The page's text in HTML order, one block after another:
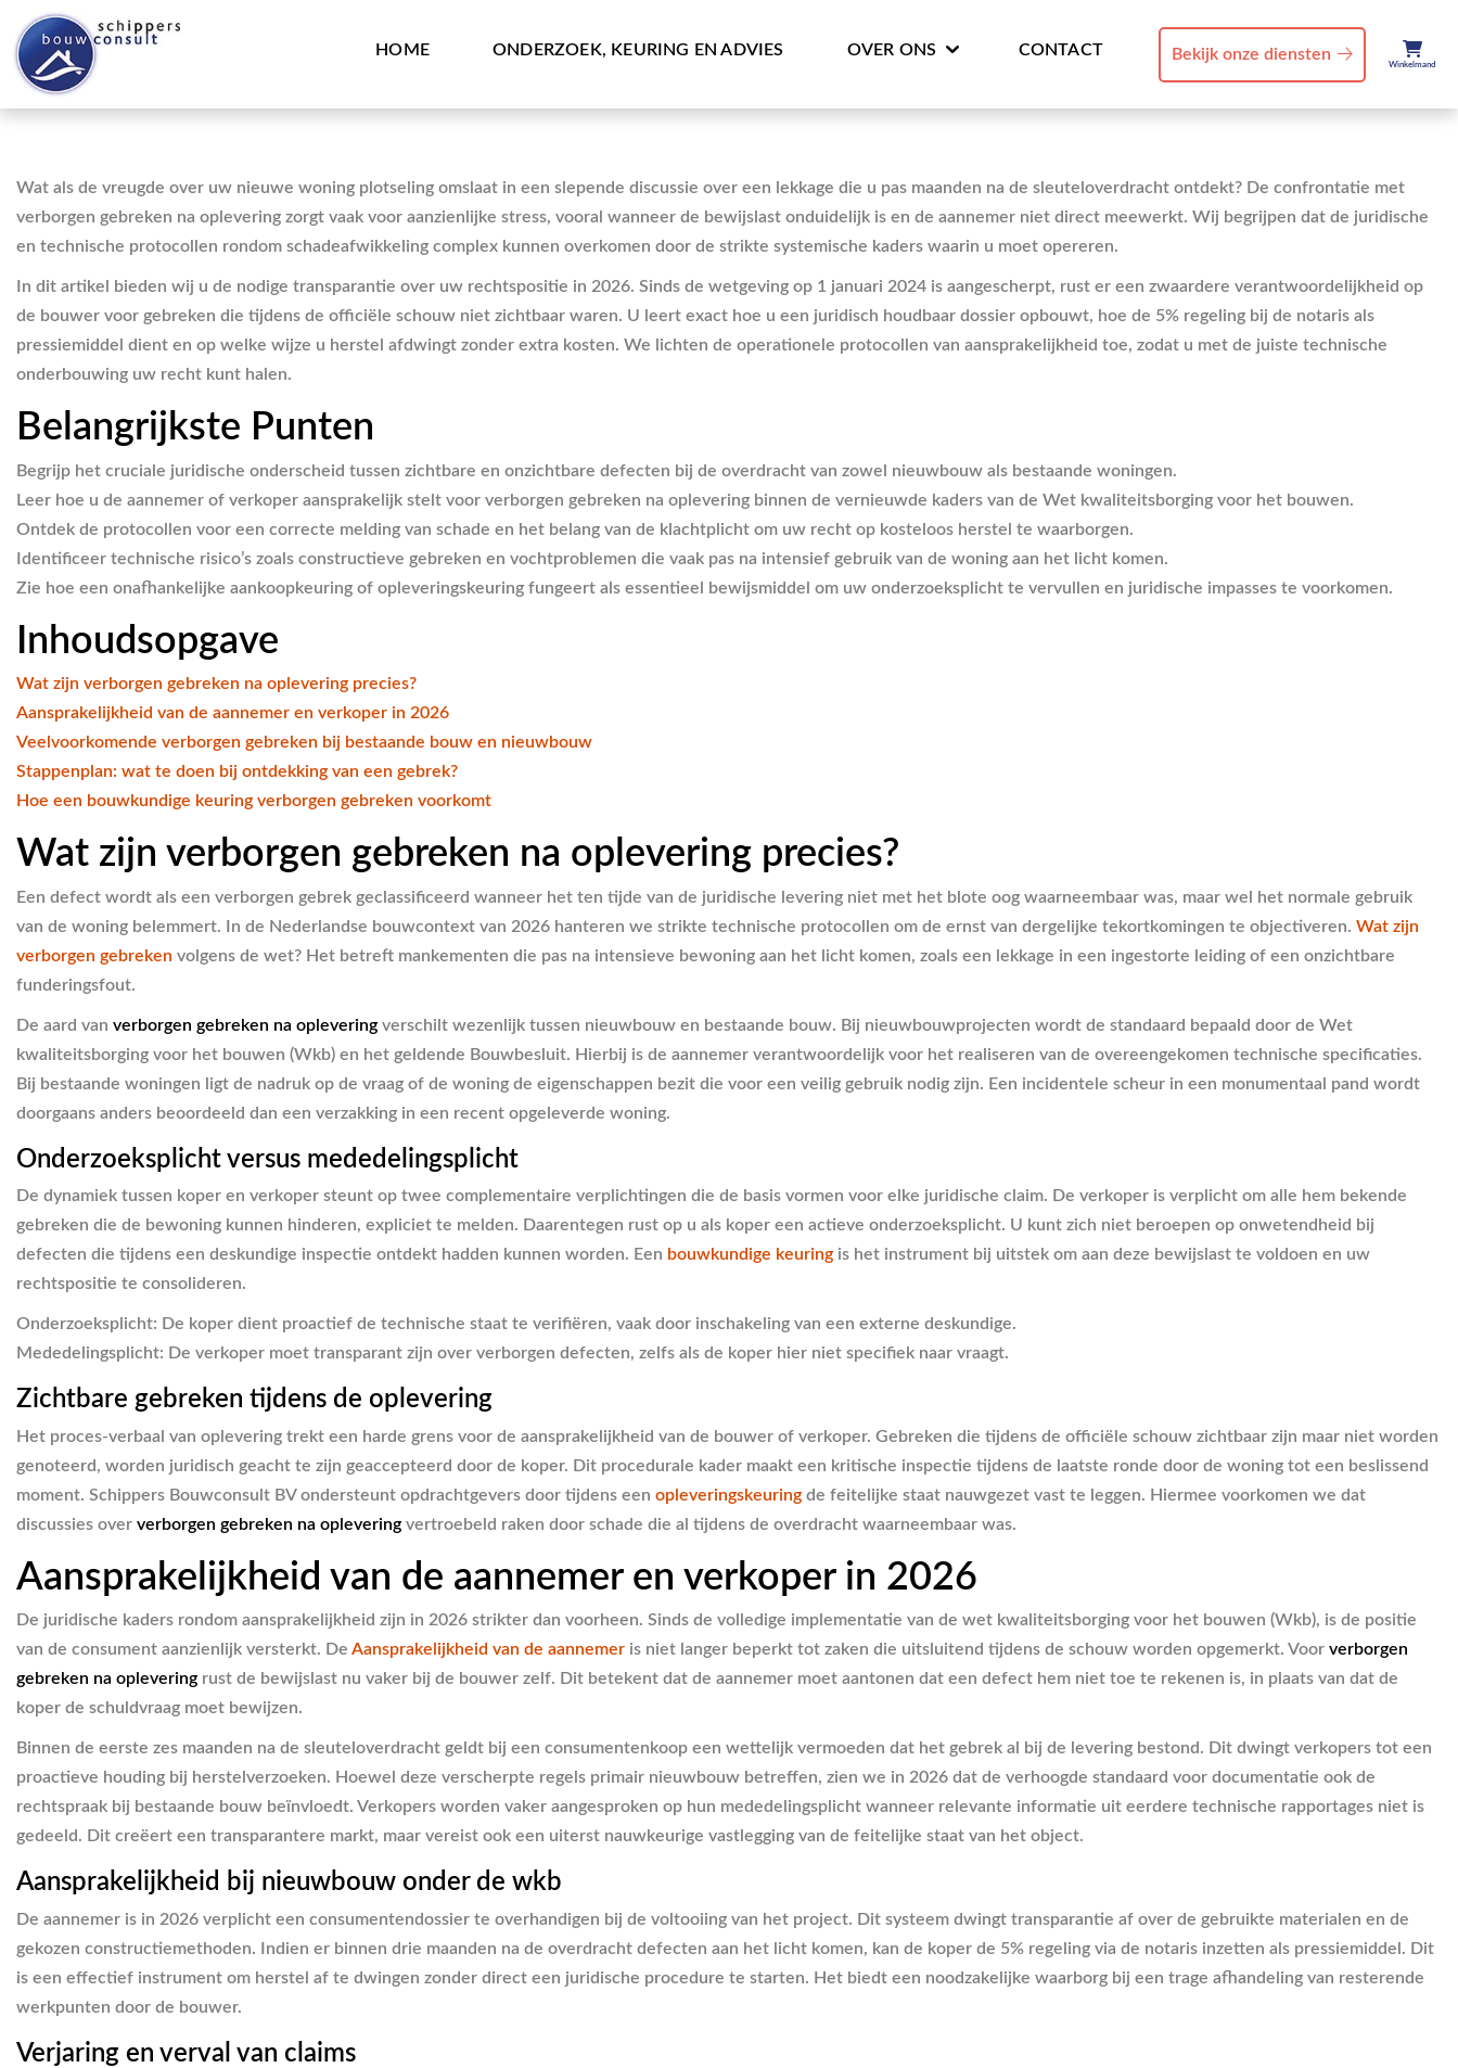
HOME ONDERZOEK, KEURING EN ADVIES OVER ONS CONTACT
Winkelmand
Bekijk onze diensten
Wat als de vreugde over uw nieuwe woning plotseling omslaat in een slepende discussie over een lekkage die u pas maanden na de sleuteloverdracht ontdekt? De confrontatie met
verborgen gebreken na oplevering zorgt vaak voor aanzienlijke stress, vooral wanneer de bewijslast onduidelijk is en de aannemer niet direct meewerkt. Wij begrijpen dat de juridische
en technische protocollen rondom schadeafwikkeling complex kunnen overkomen door de strikte systemische kaders waarin u moet opereren.
In dit artikel bieden wij u de nodige transparantie over uw rechtspositie in 2026. Sinds de wetgeving op 1 januari 2024 is aangescherpt, rust er een zwaardere verantwoordelijkheid op
de bouwer voor gebreken die tijdens de officiële schouw niet zichtbaar waren. U leert exact hoe u een juridisch houdbaar dossier opbouwt, hoe de 5% regeling bij de notaris als
pressiemiddel dient en op welke wijze u herstel afdwingt zonder extra kosten. We lichten de operationele protocollen van aansprakelijkheid toe, zodat u met de juiste technische
onderbouwing uw recht kunt halen.
Belangrijkste Punten
Begrijp het cruciale juridische onderscheid tussen zichtbare en onzichtbare defecten bij de overdracht van zowel nieuwbouw als bestaande woningen.
Leer hoe u de aannemer of verkoper aansprakelijk stelt voor verborgen gebreken na oplevering binnen de vernieuwde kaders van de Wet kwaliteitsborging voor het bouwen.
Ontdek de protocollen voor een correcte melding van schade en het belang van de klachtplicht om uw recht op kosteloos herstel te waarborgen.
Identificeer technische risico’s zoals constructieve gebreken en vochtproblemen die vaak pas na intensief gebruik van de woning aan het licht komen.
Zie hoe een onafhankelijke aankoopkeuring of opleveringskeuring fungeert als essentieel bewijsmiddel om uw onderzoeksplicht te vervullen en juridische impasses te voorkomen.
Inhoudsopgave
Wat zijn verborgen gebreken na oplevering precies?
Aansprakelijkheid van de aannemer en verkoper in 2026
Veelvoorkomende verborgen gebreken bij bestaande bouw en nieuwbouw
Stappenplan: wat te doen bij ontdekking van een gebrek?
Hoe een bouwkundige keuring verborgen gebreken voorkomt
Wat zijn verborgen gebreken na oplevering precies?
Een defect wordt als een verborgen gebrek geclassificeerd wanneer het ten tijde van de juridische levering niet met het blote oog waarneembaar was, maar wel het normale gebruik
van de woning belemmert. In de Nederlandse bouwcontext van 2026 hanteren we strikte technische protocollen om de ernst van dergelijke tekortkomingen te objectiveren. Wat zijn
verborgen gebreken volgens de wet? Het betreft mankementen die pas na intensieve bewoning aan het licht komen, zoals een lekkage in een ingestorte leiding of een onzichtbare
funderingsfout.
De aard van verborgen gebreken na oplevering verschilt wezenlijk tussen nieuwbouw en bestaande bouw. Bij nieuwbouwprojecten wordt de standaard bepaald door de Wet
kwaliteitsborging voor het bouwen (Wkb) en het geldende Bouwbesluit. Hierbij is de aannemer verantwoordelijk voor het realiseren van de overeengekomen technische specificaties.
Bij bestaande woningen ligt de nadruk op de vraag of de woning de eigenschappen bezit die voor een veilig gebruik nodig zijn. Een incidentele scheur in een monumentaal pand wordt
doorgaans anders beoordeeld dan een verzakking in een recent opgeleverde woning.
Onderzoeksplicht versus mededelingsplicht
De dynamiek tussen koper en verkoper steunt op twee complementaire verplichtingen die de basis vormen voor elke juridische claim. De verkoper is verplicht om alle hem bekende
gebreken die de bewoning kunnen hinderen, expliciet te melden. Daarentegen rust op u als koper een actieve onderzoeksplicht. U kunt zich niet beroepen op onwetendheid bij
defecten die tijdens een deskundige inspectie ontdekt hadden kunnen worden. Een bouwkundige keuring is het instrument bij uitstek om aan deze bewijslast te voldoen en uw
rechtspositie te consolideren.
Onderzoeksplicht: De koper dient proactief de technische staat te verifiëren, vaak door inschakeling van een externe deskundige.
Mededelingsplicht: De verkoper moet transparant zijn over verborgen defecten, zelfs als de koper hier niet specifiek naar vraagt.
Zichtbare gebreken tijdens de oplevering
Het proces-verbaal van oplevering trekt een harde grens voor de aansprakelijkheid van de bouwer of verkoper. Gebreken die tijdens de officiële schouw zichtbaar zijn maar niet worden
genoteerd, worden juridisch geacht te zijn geaccepteerd door de koper. Dit procedurale kader maakt een kritische inspectie tijdens de laatste ronde door de woning tot een beslissend
moment. Schippers Bouwconsult BV ondersteunt opdrachtgevers door tijdens een opleveringskeuring de feitelijke staat nauwgezet vast te leggen. Hiermee voorkomen we dat
discussies over verborgen gebreken na oplevering vertroebeld raken door schade die al tijdens de overdracht waarneembaar was.
Aansprakelijkheid van de aannemer en verkoper in 2026
De juridische kaders rondom aansprakelijkheid zijn in 2026 strikter dan voorheen. Sinds de volledige implementatie van de wet kwaliteitsborging voor het bouwen (Wkb), is de positie
van de consument aanzienlijk versterkt. De Aansprakelijkheid van de aannemer is niet langer beperkt tot zaken die uitsluitend tijdens de schouw worden opgemerkt. Voor verborgen
gebreken na oplevering rust de bewijslast nu vaker bij de bouwer zelf. Dit betekent dat de aannemer moet aantonen dat een defect hem niet toe te rekenen is, in plaats van dat de
koper de schuldvraag moet bewijzen.
Binnen de eerste zes maanden na de sleuteloverdracht geldt bij een consumentenkoop een wettelijk vermoeden dat het gebrek al bij de levering bestond. Dit dwingt verkopers tot een
proactieve houding bij herstelverzoeken. Hoewel deze verscherpte regels primair nieuwbouw betreffen, zien we in 2026 dat de verhoogde standaard voor documentatie ook de
rechtspraak bij bestaande bouw beïnvloedt. Verkopers worden vaker aangesproken op hun mededelingsplicht wanneer relevante informatie uit eerdere technische rapportages niet is
gedeeld. Dit creëert een transparantere markt, maar vereist ook een uiterst nauwkeurige vastlegging van de feitelijke staat van het object.
Aansprakelijkheid bij nieuwbouw onder de wkb
De aannemer is in 2026 verplicht een consumentendossier te overhandigen bij de voltooiing van het project. Dit systeem dwingt transparantie af over de gebruikte materialen en de
gekozen constructiemethoden. Indien er binnen drie maanden na de overdracht defecten aan het licht komen, kan de koper de 5% regeling via de notaris inzetten als pressiemiddel. Dit
is een effectief instrument om herstel af te dwingen zonder direct een juridische procedure te starten. Het biedt een noodzakelijke waarborg bij een trage afhandeling van resterende
werkpunten door de bouwer.
Verjaring en verval van claims